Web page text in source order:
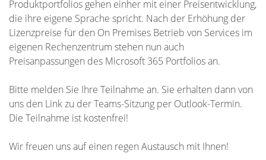
Produktportfolios gehen einher mit einer Preisentwicklung,
die ihre eigene Sprache spricht. Nach der Erhöhung der
Lizenzpreise für den On Premises Betrieb von Services im
eigenen Rechenzentrum stehen nun auch
Preisanpassungen des Microsoft 365 Portfolios an.
Bitte melden Sie Ihre Teilnahme an. Sie erhalten dann von
uns den Link zu der Teams-Sitzung per Outlook-Termin.
Die Teilnahme ist kostenfrei!
Wir freuen uns auf einen regen Austausch mit Ihnen!